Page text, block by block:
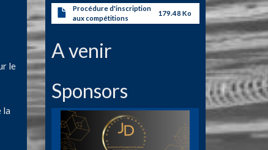
le
la
Procédure d'inscription
aux compétitions
179.48 Ko
A venir
Sponsors